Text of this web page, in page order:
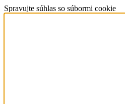
Spravujte súhlas so súbormi cookie